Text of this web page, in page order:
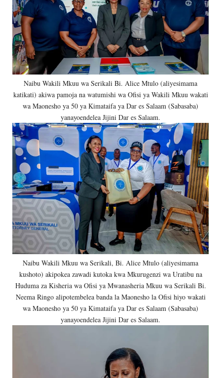
MSUMBA- Aug 08 2026
Naibu Wakili Mkuu wa Serikali Bi. Alice Mtulo (aliyesimama
katikati) akiwa pamoja na watumishi wa Ofisi ya Wakili Mkuu wakati
wa Maonesho ya 50 ya Kimataifa ya Dar es Salaam (Sabasaba)
yanayoendelea Jijini Dar es Salaam.
Naibu Wakili Mkuu wa Serikali, Bi. Alice Mtulo (aliyesimama
kushoto) akipokea zawadi kutoka kwa Mkurugenzi wa Uratibu na
Huduma za Kisheria wa Ofisi ya Mwanasheria Mkuu wa Serikali Bi.
Neema Ringo alipotembelea banda la Maonesho la Ofisi hiyo wakati
wa Maonesho ya 50 ya Kimataifa ya Dar es Salaam (Sabasaba)
yanayoendelea Jijini Dar es Salaam.